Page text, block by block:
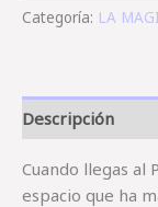
Categoría: LA
Descripción
Cuando llegas al
espacio que ha